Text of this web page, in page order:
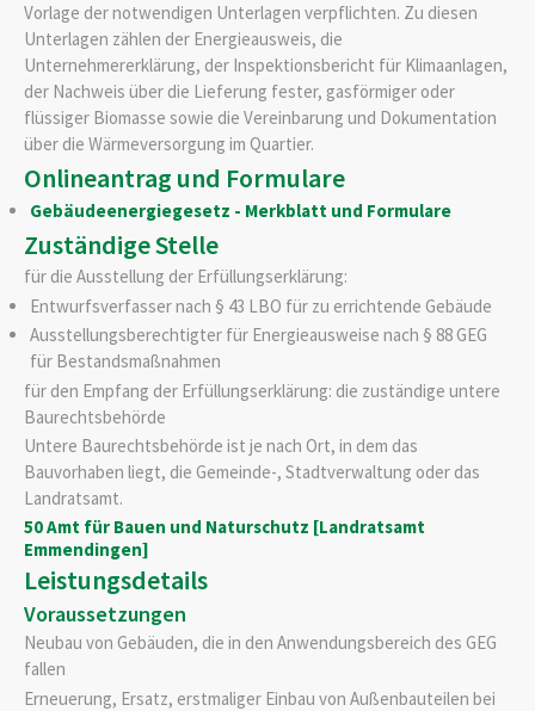
Vorlage der notwendigen Unterlagen verpflichten. Zu diesen
Unterlagen zählen der Energieausweis, die
Unternehmererklärung, der Inspektionsbericht für Klimaanlagen,
der Nachweis über die Lieferung fester, gasförmiger oder
flüssiger Biomasse sowie die Vereinbarung und Dokumentation
über die Wärmeversorgung im Quartier.
Onlineantrag und Formulare
Gebäudeenergiegesetz - Merkblatt und Formulare
Zuständige Stelle
für die Ausstellung der Erfüllungserklärung:
Entwurfsverfasser nach § 43 LBO für zu errichtende Gebäude
Ausstellungsberechtigter für Energieausweise nach § 88 GEG
für Bestandsmaßnahmen
für den Empfang der Erfüllungserklärung: die zuständige untere
Baurechtsbehörde
Untere Baurechtsbehörde ist je nach Ort, in dem das
Bauvorhaben liegt, die Gemeinde-, Stadtverwaltung oder das
Landratsamt.
50 Amt für Bauen und Naturschutz [Landratsamt
Emmendingen]
Leistungsdetails
Voraussetzungen
Neubau von Gebäuden, die in den Anwendungsbereich des GEG
fallen
Erneuerung, Ersatz, erstmaliger Einbau von Außenbauteilen bei